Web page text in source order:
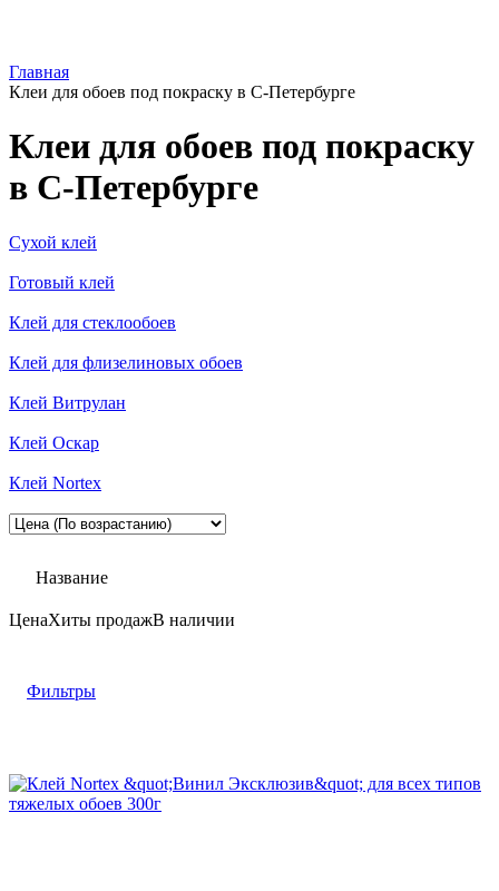
Главная
Клеи для обоев под покраску в С-Петербурге
Клеи для обоев под покраску
в С-Петербурге
Сухой клей
Готовый клей
Клей для стеклообоев
Клей для флизелиновых обоев
Клей Витрулан
Клей Оскар
Клей Nortex
Название
ЦенаХиты продажВ наличии
Фильтры